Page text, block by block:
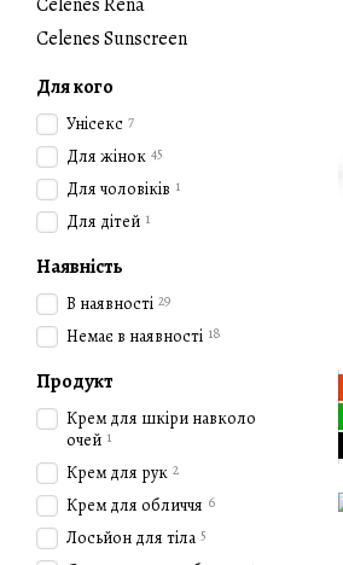
Celenes Sunscreen
Для кого
Унісекc 7
Для жінок 45
Для чоловіків 1
Для дітей 1
Наявність
В наявності 29
Немає в наявності 18
Продукт
Крем для шкіри навколо
очей 1
Крем для рук 2
Крем для обличчя 6
Лосьйон для тіла 5